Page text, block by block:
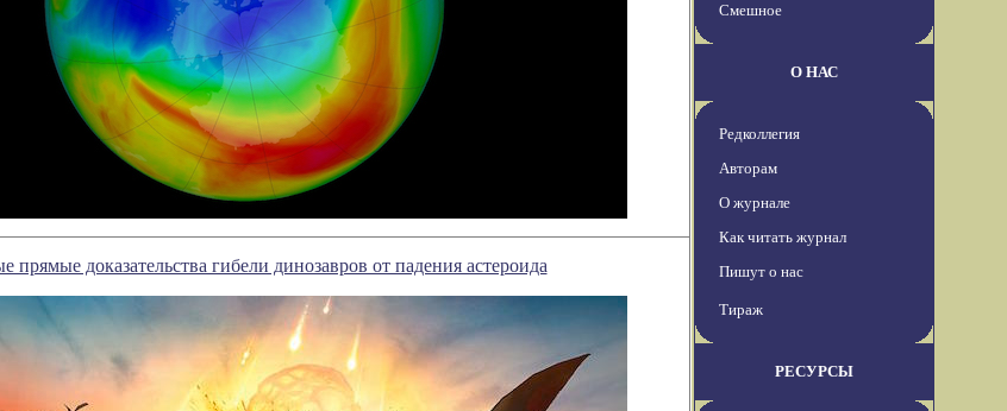
прямые доказательства гибели динозавров от падения астероида
Смешное
О НАС
Редколлегия
Авторам
О журнале
Как читать журнал
Пишут о нас
Тираж
РЕСУРСЫ